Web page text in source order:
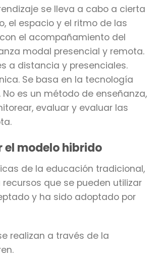
se lleva a cabo a cierta
el espacio y el ritmo de las
el acompañamiento del
modal presencial y remota.
a distancia y presenciales.
Se basa en la tecnología
es un método de enseñanza,
evaluar y evaluar las
el modelo hibrido
de la educación tradicional,
que se pueden utilizar
y ha sido adoptado por
realizan a través de la